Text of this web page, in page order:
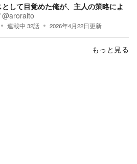
として目覚めた俺が、主人の策略によ
@aroraito
連載中 32話 2026年4月22日更新
もっと見る